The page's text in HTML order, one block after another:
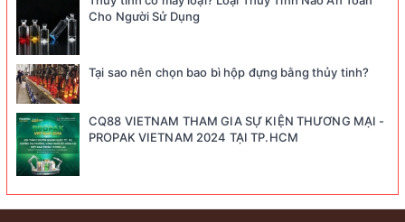
Cho Người Sử Dụng
Tại sao nên chọn bao bì hộp đựng bằng thủy tinh?
CQ88 VIETNAM THAM GIA SỰ KIỆN THƯƠNG MẠI -
PROPAK VIETNAM 2024 TẠI TP.HCM